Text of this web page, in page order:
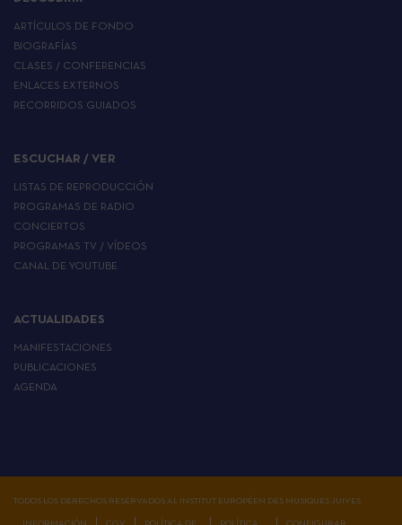
ARTÍCULOS DE FONDO
BIOGRAFÍAS
CLASES / CONFERENCIAS
ENLACES EXTERNOS
RECORRIDOS GUIADOS
ESCUCHAR / VER
LISTAS DE REPRODUCCIÓN
PROGRAMAS DE RADIO
CONCIERTOS
PROGRAMAS TV / VÍDEOS
CANAL DE YOUTUBE
ACTUALIDADES
MANIFESTACIONES
PUBLICACIONES
AGENDA
TODOS LOS DERECHOS RESERVADOS AL INSTITUT EUROPÉEN DES MUSIQUES JUIVES